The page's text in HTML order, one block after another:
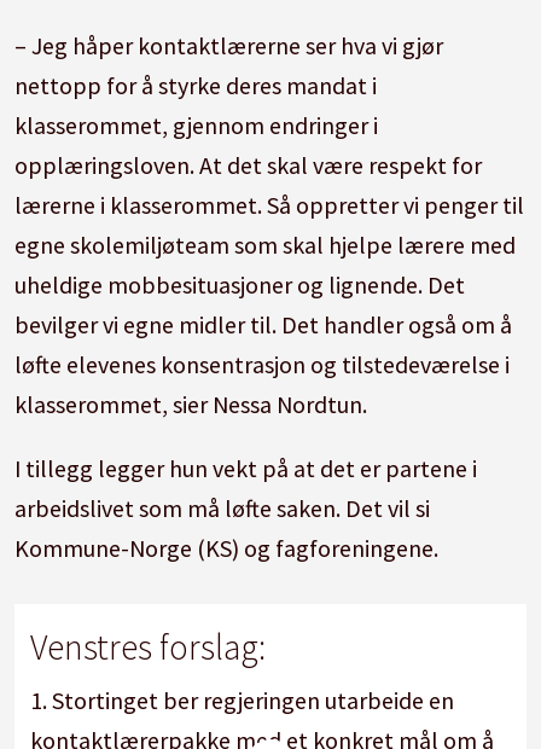
– Jeg håper kontaktlærerne ser hva vi gjør
nettopp for å styrke deres mandat i
klasserommet, gjennom endringer i
opplæringsloven. At det skal være respekt for
lærerne i klasserommet. Så oppretter vi penger til
egne skolemiljøteam som skal hjelpe lærere med
uheldige mobbesituasjoner og lignende. Det
bevilger vi egne midler til. Det handler også om å
løfte elevenes konsentrasjon og tilstedeværelse i
klasserommet, sier Nessa Nordtun.
I tillegg legger hun vekt på at det er partene i
arbeidslivet som må løfte saken. Det vil si
Kommune-Norge (KS) og fagforeningene.
Venstres forslag:
1. Stortinget ber regjeringen utarbeide en
kontaktlærerpakke med et konkret mål om å